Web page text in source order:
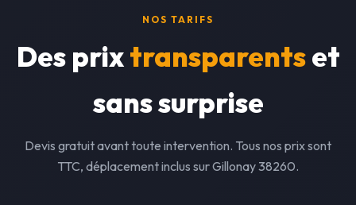
NOS TARIFS
Des prixtransparentset
sans surprise
Devis gratuit avant toute intervention. Tous nos prix sont
TTC, déplacement inclus sur Gillonay 38260.